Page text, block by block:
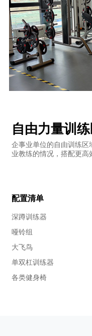
自由力量训
企事业单位的自由训练
业教练的情况，搭配更
配置清单
深蹲训练器
哑铃组
大飞鸟
单双杠训练器
各类健身椅